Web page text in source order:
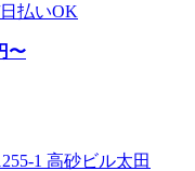
払いOK
〜
1 高砂ビル太田